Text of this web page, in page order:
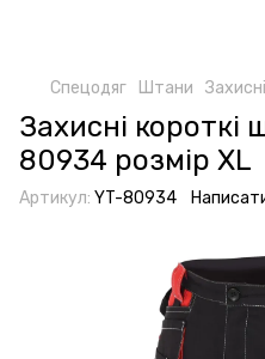
Спецодяг Штани
Захисні короткі
80934 розмір XL
Артикул: YT-80934